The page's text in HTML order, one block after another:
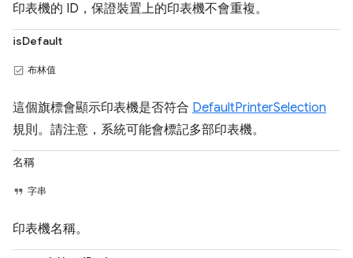
印表機的 ID，保證裝置上的印表機不會重複。
isDefault
布林值
這個旗標會顯示印表機是否符合 DefaultPrinterSelection
規則。請注意，系統可能會標記多部印表機。
名稱
字串
印表機名稱。